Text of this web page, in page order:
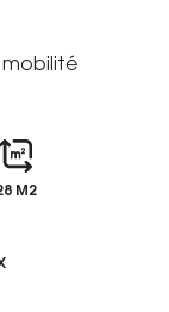
mobilité
M2